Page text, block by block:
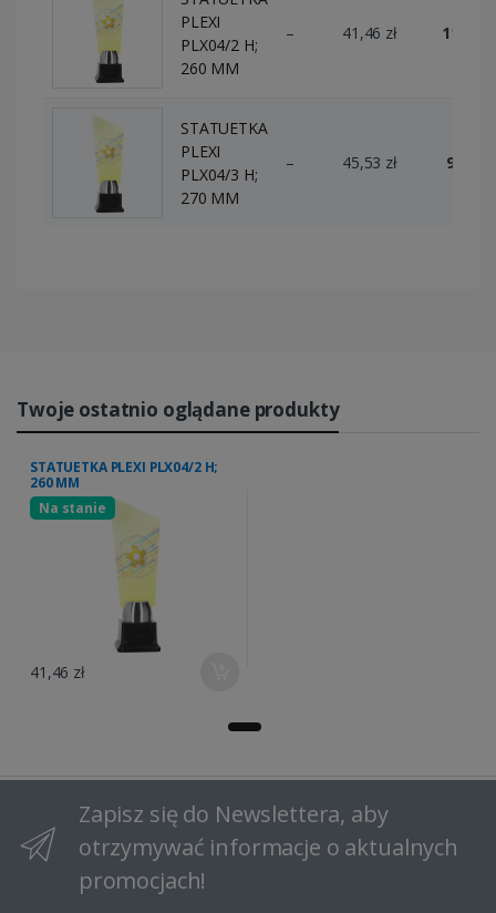
PLEXI
PLX04/2 H;
260 MM
– 41,46 zł 11 szt.
STATUETKA
PLEXI
PLX04/3 H;
270 MM
– 45,53 zł 9 szt.
Twoje ostatnio oglądane produkty
STATUETKA PLEXI PLX04/2 H;
260 MM
Na stanie
41,46 zł
Zapisz się do Newslettera, aby
otrzymywać informacje o aktualnych
promocjach!